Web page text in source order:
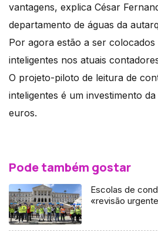
vantagens, explica César
departamento de águas da
Por agora estão a ser colocados
inteligentes nos atuais
O projeto-piloto de leitura de
inteligentes é um investimento
euros.
Pode também gostar
Escolas de
«revisão